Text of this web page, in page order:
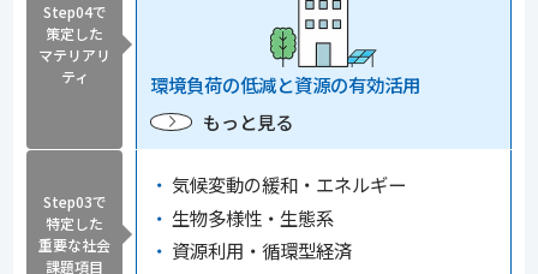
Step04で
策定した
マテリアリ
ティ
環境負荷の低減と資源の有効活用
もっと見る
Step03で
特定した
重要な社会
課題項目
気候変動の緩和・エネルギー
生物多様性・生態系
資源利用・循環型経済